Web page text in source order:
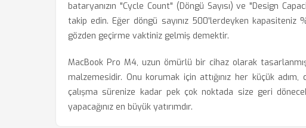
bataryanızın "Cycle Count" (Döngü Sayısı) ve "Design
takip edin. Eğer döngü sayınız 500'lerdeyken kapasiteniz
gözden geçirme vaktiniz gelmiş demektir.
MacBook Pro M4, uzun ömürlü bir cihaz olarak
malzemesidir. Onu korumak için attığınız her küçük adım,
çalışma sürenize kadar pek çok noktada size geri
yapacağınız en büyük yatırımdır.